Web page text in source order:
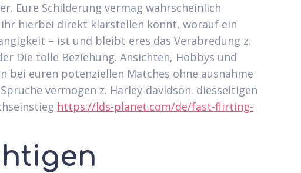
Eure Schilderung vermag wahrscheinlich
hierbei direkt klarstellen konnt, worauf ein
– ist und bleibt eres das Verabredung z.
Die tolle Beziehung. Ansichten, Hobbys und
bei euren potenziellen Matches ohne ausnahme
vermogen z. Harley-davidson. diesseitigen
https://lds-planet.com/de/fast-flirting-